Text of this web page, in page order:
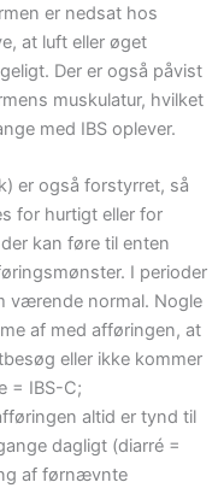
er nedsat hos
at luft eller øget
Der er også påvist
muskulatur, hvilket
med IBS oplever.
er også forstyrret, så
for hurtigt eller for
kan føre til enten
I perioder
værende normal. Nogle
af med afføringen, at
eller ikke kommer
= IBS-C;
altid er tynd til
dagligt (diarré =
af førnævnte